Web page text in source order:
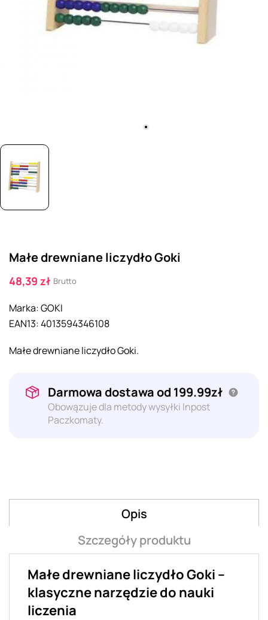
Małe drewniane liczydło Goki
48,39 zł Brutto
Marka:GOKI
EAN13:4013594346108
Małe drewniane liczydło Goki.
Darmowa dostawa od 199.99zł
Obowązuje dla metody wysyłki Inpost
Paczkomaty.
Opis
Szczegóły produktu
Małe drewniane liczydło Goki –
klasyczne narzędzie do nauki
liczenia